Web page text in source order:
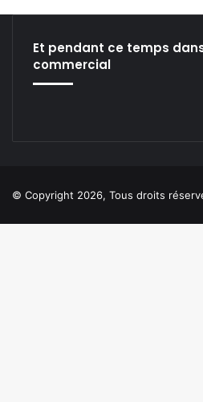
Et pendant ce temps
commercial
© Copyright 2026, Tous droits